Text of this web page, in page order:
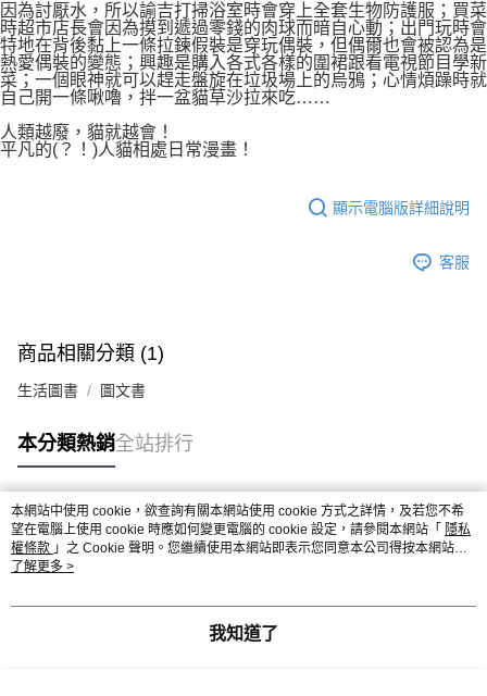
因為討厭水，所以諭吉打掃浴室時會穿上全套生物防護服；買菜
時超市店長會因為摸到遞過零錢的肉球而暗自心動；出門玩時會
特地在背後黏上一條拉鍊假裝是穿玩偶裝，但偶爾也會被認為是
熱愛偶裝的變態；興趣是購入各式各樣的圍裙跟看電視節目學新
菜；一個眼神就可以趕走盤旋在垃圾場上的烏鴉；心情煩躁時就
自己開一條啾嚕，拌一盆貓草沙拉來吃……
人類越廢，貓就越會！
平凡的(？！)人貓相處日常漫畫！
顯示電腦版詳細說明
客服
商品相關分類 (1)
生活圖書 圖文書
本分類熱銷全站排行
熱門標籤
本網站中使用 cookie，欲查詢有關本網站使用 cookie 方式之詳情，及若您不希
望在電腦上使用 cookie 時應如何變更電腦的 cookie 設定，請參閱本網站「 隱私
權條款 」之 Cookie 聲明。您繼續使用本網站即表示您同意本公司得按本網站使
用條款之 Cookie 聲明使用 cookie。
了解更多 >
我知道了